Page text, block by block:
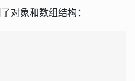
对象和数组结构：